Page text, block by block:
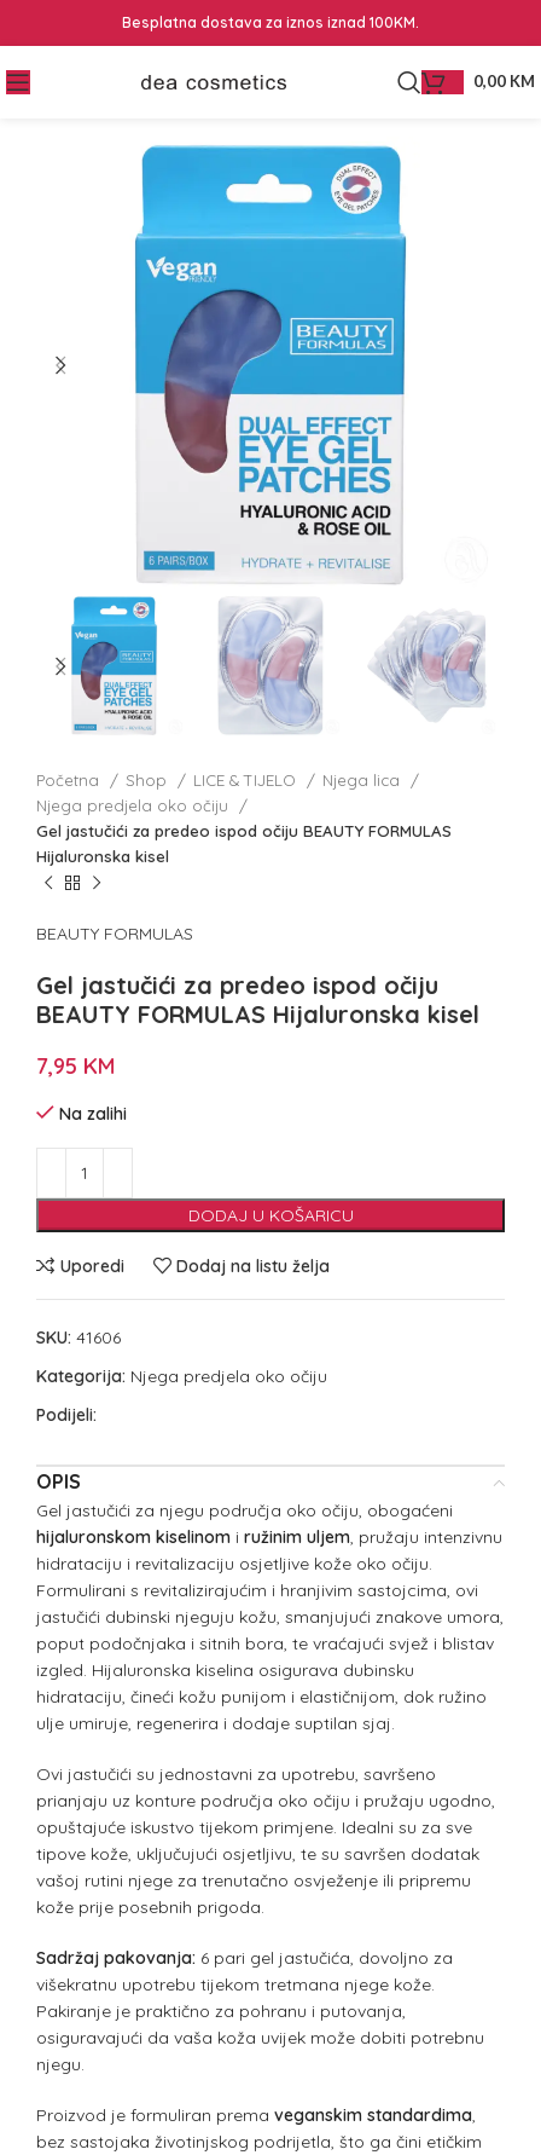
Besplatna dostava za iznos iznad 100KM.
0,00 KM
Početna Shop LICE & TIJELO
Njega lica
Njega predjela oko očiju
Gel jastučići za predeo ispod očiju BEAUTY FORMULAS
Hijaluronska kisel
BEAUTY FORMULAS
Gel jastučići za predeo ispod očiju
BEAUTY FORMULAS Hijaluronska kisel
7,95 KM
Na zalihi
DODAJ U KOŠARICU
Uporedi Dodaj na listu želja
SKU: 41606
Kategorija: Njega predjela oko očiju
Podijeli:
OPIS
Gel jastučići za njegu područja oko očiju, obogaćeni
hijaluronskom kiselinom i ružinim uljem, pružaju intenzivnu
hidrataciju i revitalizaciju osjetljive kože oko očiju.
Formulirani s revitalizirajućim i hranjivim sastojcima, ovi
jastučići dubinski njeguju kožu, smanjujući znakove umora,
poput podočnjaka i sitnih bora, te vraćajući svjež i blistav
izgled. Hijaluronska kiselina osigurava dubinsku
hidrataciju, čineći kožu punijom i elastičnijom, dok ružino
ulje umiruje, regenerira i dodaje suptilan sjaj.
Ovi jastučići su jednostavni za upotrebu, savršeno
prianjaju uz konture područja oko očiju i pružaju ugodno,
opuštajuće iskustvo tijekom primjene. Idealni su za sve
tipove kože, uključujući osjetljivu, te su savršen dodatak
vašoj rutini njege za trenutačno osvježenje ili pripremu
kože prije posebnih prigoda.
Sadržaj pakovanja: 6 pari gel jastučića, dovoljno za
višekratnu upotrebu tijekom tretmana njege kože.
Pakiranje je praktično za pohranu i putovanja,
osiguravajući da vaša koža uvijek može dobiti potrebnu
njegu.
Proizvod je formuliran prema veganskim standardima,
bez sastojaka životinjskog podrijetla, što ga čini etičkim